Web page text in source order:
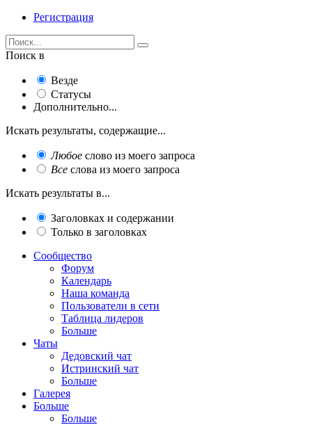
Регистрация
Поиск в
Везде
Статусы
Дополнительно...
Искать результаты, содержащие...
Любое слово из моего запроса
Все слова из моего запроса
Искать результаты в...
Заголовках и содержании
Только в заголовках
Сообщество
Форум
Календарь
Наша команда
Пользователи в сети
Таблица лидеров
Больше
Чаты
Дедовский чат
Истринский чат
Больше
Галерея
Больше
Больше